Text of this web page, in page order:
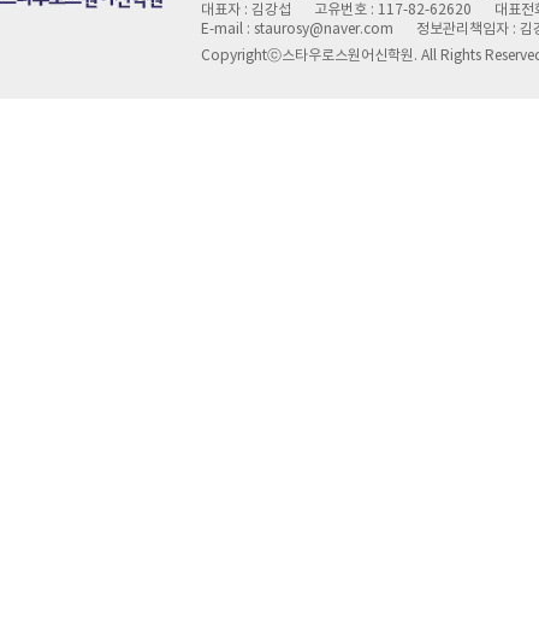
대표자 : 김강섭
고유번호 : 117-82-62620
대표
E-mail : staurosy@naver.com
정보관리책임자 : 김
Copyrightⓒ스타우로스원어신학원. All Rights